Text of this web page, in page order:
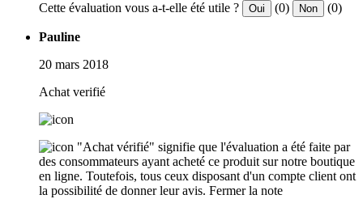
Cette évaluation vous a-t-elle été utile ? Oui (0) Non (0)
Pauline
20 mars 2018
Achat verifié
"Achat vérifié" signifie que l'évaluation a été faite par
des consommateurs ayant acheté ce produit sur notre boutique
en ligne. Toutefois, tous ceux disposant d'un compte client ont
la possibilité de donner leur avis. Fermer la note